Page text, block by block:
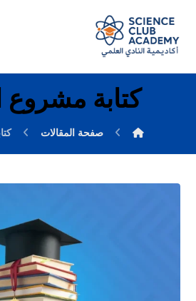
كتابة مشروع
صفحة المقالات